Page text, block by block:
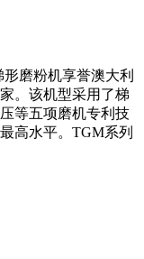
磨粉机享誉澳大利
。该机型采用了梯
等五项磨机专利技
高水平。TGM系列